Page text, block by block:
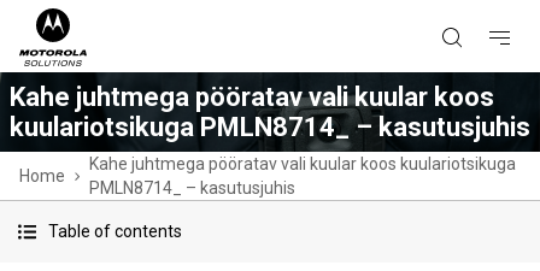
Kahe juhtmega pööratav vali kuular koos
kuulariotsikuga PMLN8714_ – kasutusjuhis
Home
Kahe juhtmega pööratav vali kuular koos kuulariotsikuga
PMLN8714_ – kasutusjuhis
Table of contents